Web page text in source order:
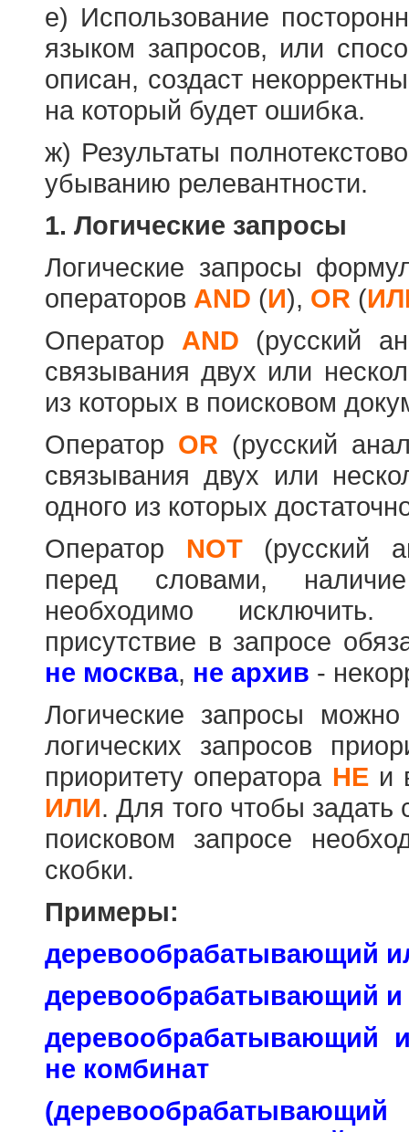
е) Использование
языком запросов, или
описан, создаст
на который будет ошибка.
ж) Результаты
убыванию релевантности.
1. Логические запросы
Логические запросы
операторов AND (И), OR (
Оператор AND (русский
связывания двух или
из которых в поисковом
Оператор OR (русский
связывания двух или
одного из которых
Оператор NOT(русский
перед словами,
необходимо
присутствие в запросе
не москва, не архив -
Логические запросы
логических запросов
приоритету оператора НЕи
ИЛИ. Для того чтобы задать
поисковом запросе
скобки.
Примеры:
деревообрабатывающий
деревообрабатывающий и
деревообрабатывающий
не комбинат